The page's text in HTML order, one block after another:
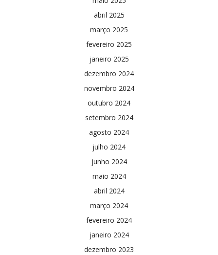
abril 2025
março 2025
fevereiro 2025
janeiro 2025
dezembro 2024
novembro 2024
outubro 2024
setembro 2024
agosto 2024
julho 2024
junho 2024
maio 2024
abril 2024
março 2024
fevereiro 2024
janeiro 2024
dezembro 2023